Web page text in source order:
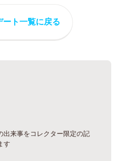
ート一覧に戻る
出来事をコレクター限定の記
す